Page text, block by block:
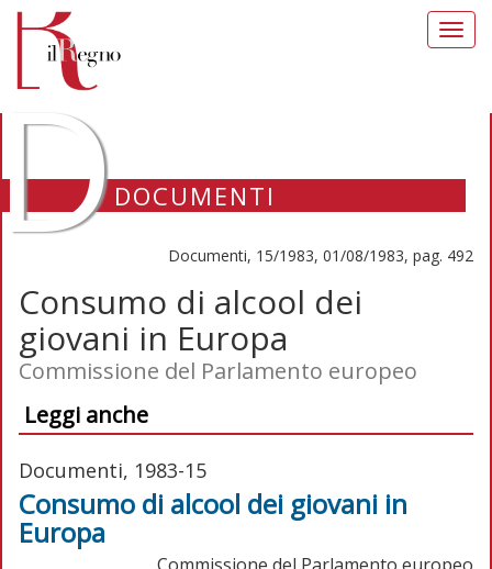
DOCUMENTI
Documenti, 15/1983, 01/08/1983, pag. 492
Consumo di alcool dei
giovani in Europa
Commissione del Parlamento europeo
Leggi anche
Documenti, 1983-15
Consumo di alcool dei giovani in
Europa